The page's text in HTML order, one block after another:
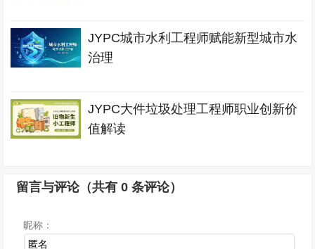
JYPC城市水利工程师赋能新型城市水
治理
JYPC大件垃圾处理工程师职业创新价
值解读
留言与评论（共有0 条评论）
昵称：